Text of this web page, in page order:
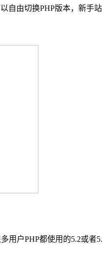
自由切换PHP版本，新
用户PHP都使用的5.2或